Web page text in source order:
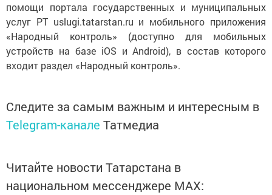
помощи портала государственных и муниципальных
услуг РТ uslugi.tatarstan.ru и мобильного приложения
«Народный контроль» (доступно для мобильных
устройств на базе iOS и Android), в состав которого
входит раздел «Народный контроль».
Следите за самым важным и интересным в
Telegram-канале Татмедиа
Читайте новости Татарстана в
национальном мессенджере MАХ: